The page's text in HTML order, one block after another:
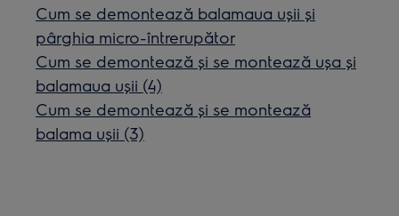
Cum se demontează balamaua ușii și
pârghia micro-întrerupător
Cum se demontează și se montează ușa și
balamaua ușii (4)
Cum se demontează și se montează
balama ușii (3)